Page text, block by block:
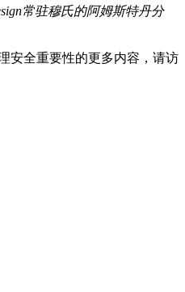
常驻穆氏的阿姆斯特丹分
安全重要性的更多内容，请访